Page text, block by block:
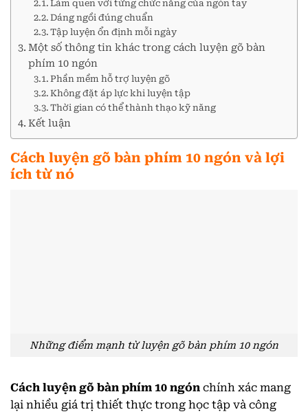
Làm quen với từng chức năng của ngón tay
Dáng ngồi đúng chuẩn
Tập luyện ổn định mỗi ngày
Một số thông tin khác trong cách luyện gõ bàn
phím 10 ngón
Phần mềm hỗ trợ luyện gõ
Không đặt áp lực khi luyện tập
Thời gian có thể thành thạo kỹ năng
Kết luận
Cách luyện gõ bàn phím 10 ngón và lợi
ích từ nó
Những điểm mạnh từ luyện gõ bàn phím 10 ngón
Cách luyện gõ bàn phím 10 ngón chính xác mang
lại nhiều giá trị thiết thực trong học tập và công